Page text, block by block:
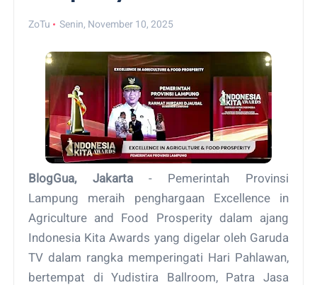
ZoTu Senin, November 10, 2025
BlogGua, Jakarta- Pemerintah Provinsi
Lampung meraih penghargaan Excellence in
Agriculture and Food Prosperity dalam ajang
Indonesia Kita Awards yang digelar oleh Garuda
TV dalam rangka memperingati Hari Pahlawan,
bertempat di Yudistira Ballroom, Patra Jasa